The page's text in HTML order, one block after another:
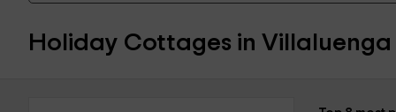
Holiday Cottages in Villaluenga